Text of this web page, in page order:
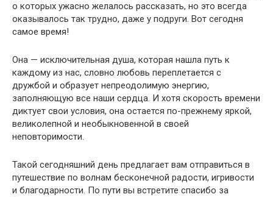
о которых ужасно желалось рассказать, но это всегда
оказывалось так трудно, даже у подруги. Вот сегодня
самое время!
Она — исключительная душа, которая нашла путь к
каждому из нас, словно любовь переплетается с
дружбой и образует непреодолимую энергию,
заполняющую все наши сердца. И хотя скорость времени
диктует свои условия, она остается по-прежнему яркой,
великолепной и необыкновенной в своей
неповторимости.
Такой сегодняшний день предлагает вам отправиться в
путешествие по волнам бесконечной радости, игривости
и благодарности. По пути вы встретите спасибо за